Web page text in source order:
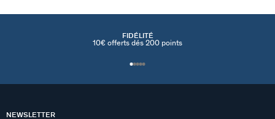
FIDÉLITÉ
10€ offerts dés 200 points
NEWSLETTER